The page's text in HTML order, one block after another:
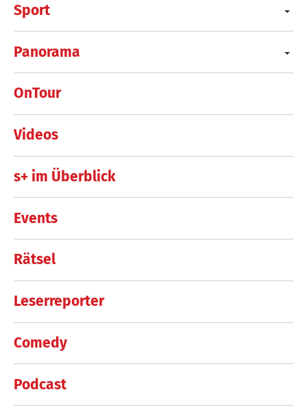
Sport
Panorama
OnTour
Videos
s+ im Überblick
Events
Rätsel
Leserreporter
Comedy
Podcast